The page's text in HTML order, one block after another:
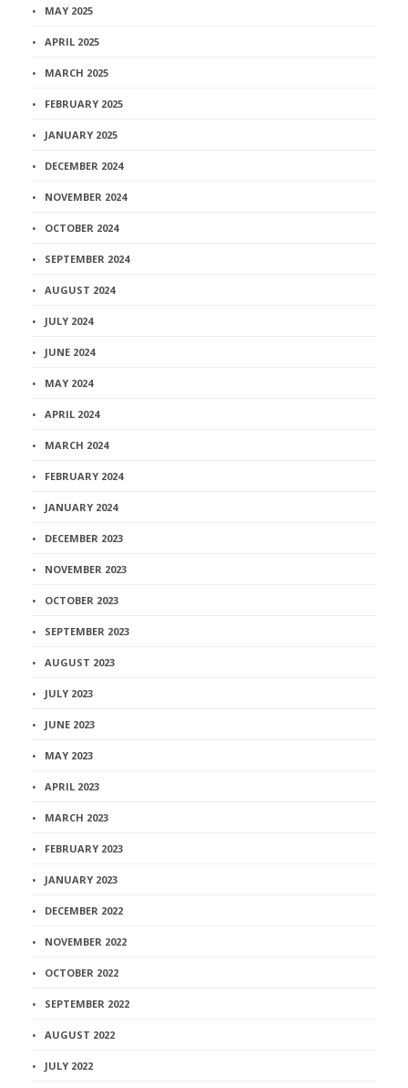
MAY 2025
APRIL 2025
MARCH 2025
FEBRUARY 2025
JANUARY 2025
DECEMBER 2024
NOVEMBER 2024
OCTOBER 2024
SEPTEMBER 2024
AUGUST 2024
JULY 2024
JUNE 2024
MAY 2024
APRIL 2024
MARCH 2024
FEBRUARY 2024
JANUARY 2024
DECEMBER 2023
NOVEMBER 2023
OCTOBER 2023
SEPTEMBER 2023
AUGUST 2023
JULY 2023
JUNE 2023
MAY 2023
APRIL 2023
MARCH 2023
FEBRUARY 2023
JANUARY 2023
DECEMBER 2022
NOVEMBER 2022
OCTOBER 2022
SEPTEMBER 2022
AUGUST 2022
JULY 2022